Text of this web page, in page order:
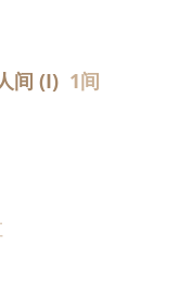
间 (I) 1间